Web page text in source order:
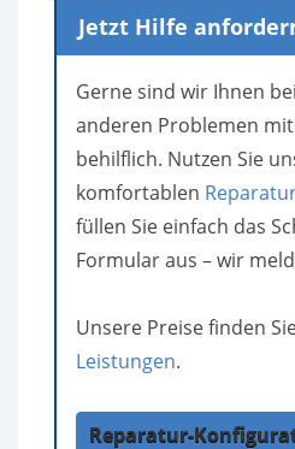
Jetzt Hilfe
Gerne sind wir Ihnen
anderen Problemen
behilflich. Nutzen Sie
komfortablen
füllen Sie einfach das
Formular aus – wir
Unsere Preise finden
Leistungen.
Reparatur-